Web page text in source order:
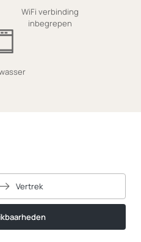
WiFi verbinding
inbegrepen
Vertrek